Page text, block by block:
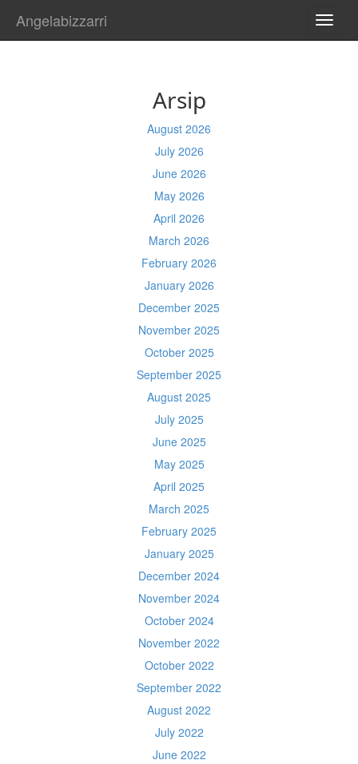
Angelabizzarri
Arsip
August 2026
July 2026
June 2026
May 2026
April 2026
March 2026
February 2026
January 2026
December 2025
November 2025
October 2025
September 2025
August 2025
July 2025
June 2025
May 2025
April 2025
March 2025
February 2025
January 2025
December 2024
November 2024
October 2024
November 2022
October 2022
September 2022
August 2022
July 2022
June 2022